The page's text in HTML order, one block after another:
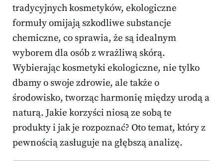
tradycyjnych kosmetyków, ekologiczne
formuły omijają szkodliwe substancje
chemiczne, co sprawia, że są idealnym
wyborem dla osób z wrażliwą skórą.
Wybierając kosmetyki ekologiczne, nie tylko
dbamy o swoje zdrowie, ale także o
środowisko, tworząc harmonię między urodą a
naturą. Jakie korzyści niosą ze sobą te
produkty i jak je rozpoznać? Oto temat, który z
pewnością zasługuje na głębszą analizę.